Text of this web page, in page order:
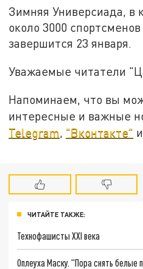
Зимняя Универсиада, в
около 3000 спортсменов
завершится 23 января.
Уважаемые читатели
Напоминаем, что вы
интересные и важные
Telegram, "Вконтакте" и
ЧИТАЙТЕ ТАКЖЕ:
Технофашисты XXI века
Оплеуха Маску. "Пора снять белые